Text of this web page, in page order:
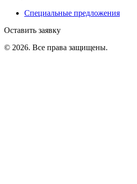
Специальные предложения
Оставить заявку
© 2026. Все права защищены.